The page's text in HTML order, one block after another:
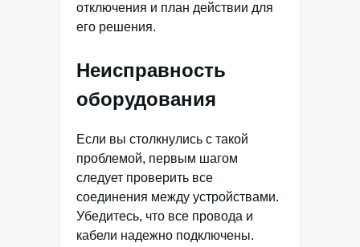
отключения и план действии для
его решения.
Неисправность
оборудования
Если вы столкнулись с такой
проблемой, первым шагом
следует проверить все
соединения между устройствами.
Убедитесь, что все провода и
кабели надежно подключены.